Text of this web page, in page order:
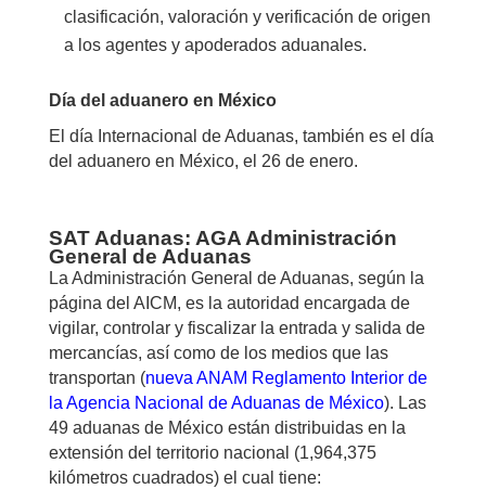
clasificación, valoración y verificación de origen
a los agentes y apoderados aduanales.
Día del aduanero en México
El día Internacional de Aduanas, también es el día
del aduanero en México, el 26 de enero.
SAT Aduanas: AGA Administración
General de Aduanas
La Administración General de Aduanas, según la
página del AICM, es la autoridad encargada de
vigilar, controlar y fiscalizar la entrada y salida de
mercancías, así como de los medios que las
transportan (nueva ANAM Reglamento Interior de
la Agencia Nacional de Aduanas de México). Las
49 aduanas de México están distribuidas en la
extensión del territorio nacional (1,964,375
kilómetros cuadrados) el cual tiene: